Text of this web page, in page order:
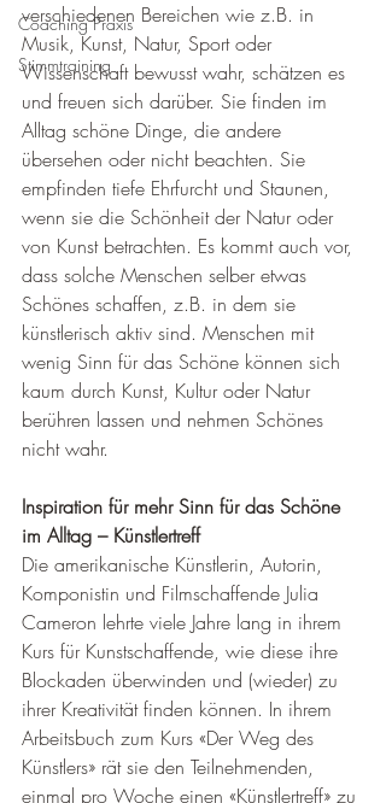
Coaching Praxis
Stimmtraining
verschiedenen Bereichen wie z.B. in
Musik, Kunst, Natur, Sport oder
Wissenschaft bewusst wahr, schätzen es
und freuen sich darüber. Sie finden im
Alltag schöne Dinge, die andere
übersehen oder nicht beachten. Sie
empfinden tiefe Ehrfurcht und Staunen,
wenn sie die Schönheit der Natur oder
von Kunst betrachten. Es kommt auch vor,
dass solche Menschen selber etwas
Schönes schaffen, z.B. in dem sie
künstlerisch aktiv sind. Menschen mit
wenig Sinn für das Schöne können sich
kaum durch Kunst, Kultur oder Natur
berühren lassen und nehmen Schönes
nicht wahr.
Inspiration für mehr Sinn für das Schöne
im Alltag – Künstlertreff
Die amerikanische Künstlerin, Autorin,
Komponistin und Filmschaffende Julia
Cameron lehrte viele Jahre lang in ihrem
Kurs für Kunstschaffende, wie diese ihre
Blockaden überwinden und (wieder) zu
ihrer Kreativität finden können. In ihrem
Arbeitsbuch zum Kurs «Der Weg des
Künstlers» rät sie den Teilnehmenden,
einmal pro Woche einen «Künstlertreff» zu